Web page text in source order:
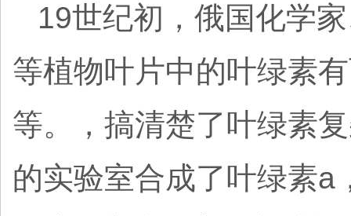
19世纪初，俄国化学
等植物叶片中的叶绿素
等。，搞清楚了叶绿素
的实验室合成了叶绿素a